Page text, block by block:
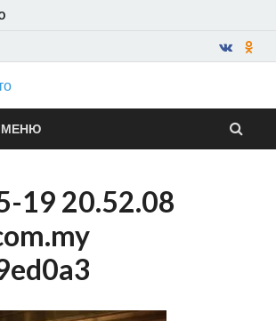
ForPost —
Авто
МЕНЮ
19 20.52.08